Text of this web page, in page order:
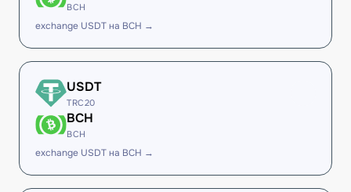
BCH
exchange USDT на BCH →
USDT
TRC20
BCH
BCH
exchange USDT на BCH →